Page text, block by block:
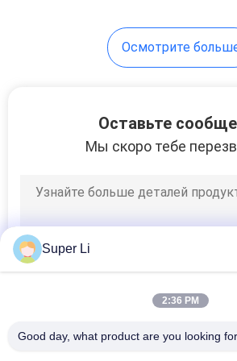
управления
теплицей
система
удобрения
Осмотрите
Оставьте
Мы скоро тебе
Super Li
2:36 PM
Good day, what product are you looking